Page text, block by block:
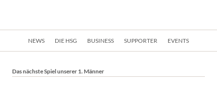
NEWS DIE HSG BUSINESS SUPPORTER EVENTS
Das nächste Spiel unserer 1. Männer